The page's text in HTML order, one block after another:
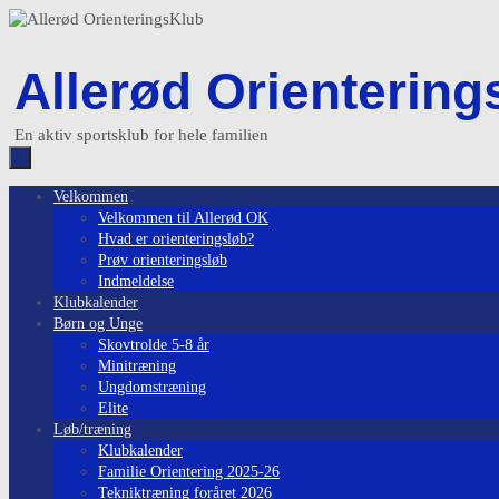
Skip
Allerød
En aktiv sportsklub for hele familien
Skip
Velkommen
Velkommen til Allerød OK
Hvad er orienteringsløb?
Prøv orienteringsløb
Indmeldelse
Klubkalender
Børn og Unge
Skovtrolde 5-8 år
Minitræning
Ungdomstræning
Elite
Løb/træning
Klubkalender
Familie Orientering 2025-26
Tekniktræning foråret 2026